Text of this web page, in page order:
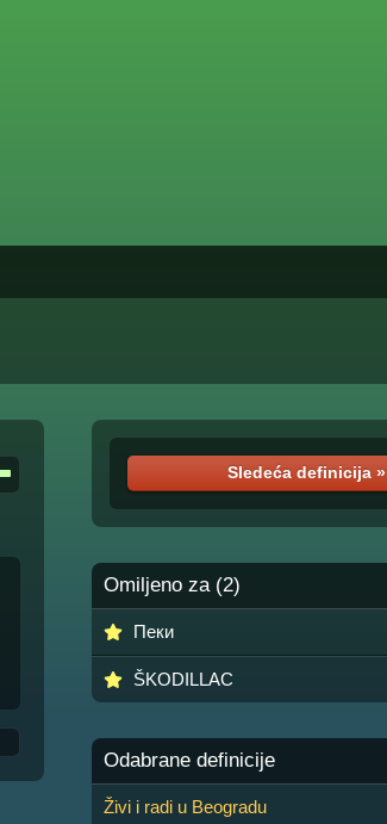
Sledeća definicija »
Omiljeno za (2)
Пеки
ŠKODILLAC
Odabrane definicije
Živi i radi u Beogradu